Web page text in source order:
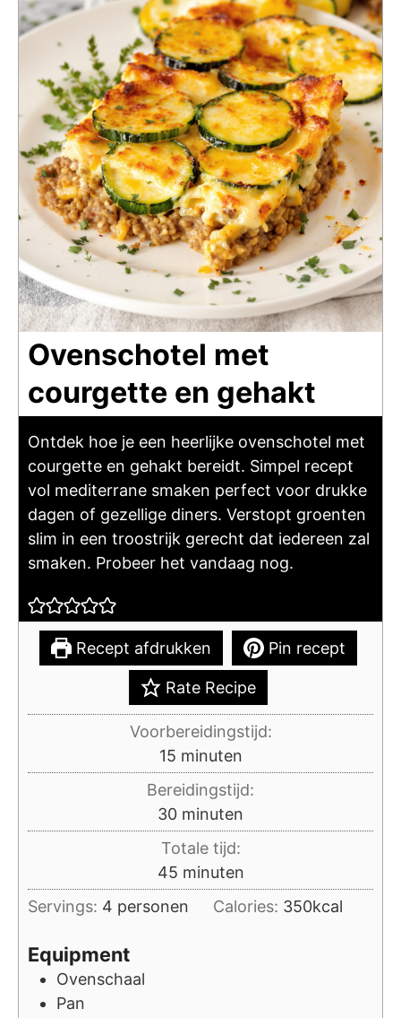
Ovenschotel met
courgette en gehakt
Ontdek hoe je een heerlijke ovenschotel met
courgette en gehakt bereidt. Simpel recept
vol mediterrane smaken perfect voor drukke
dagen of gezellige diners. Verstopt groenten
slim in een troostrijk gerecht dat iedereen zal
smaken. Probeer het vandaag nog.
Recept afdrukken Pin recept
Rate Recipe
Voorbereidingstijd:
15minuten
minuten
Bereidingstijd:
30minuten
minuten
Totale tijd:
45minuten
minuten
Servings: 4 personen Calories: 350kcal
Equipment
Ovenschaal
Pan